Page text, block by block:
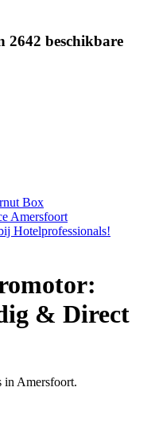
2642 beschikbare
Box
Amersfoort
Hotelprofessionals!
& Direct
in Amersfoort.